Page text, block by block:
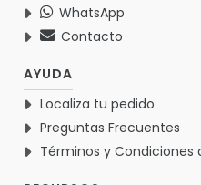
WhatsApp
Contacto
AYUDA
Localiza tu pedido
Preguntas Frecuentes
Términos y Condiciones